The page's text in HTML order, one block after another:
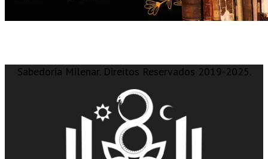
Sabedoria Milenar. Direitos Reservados 2019-2025.